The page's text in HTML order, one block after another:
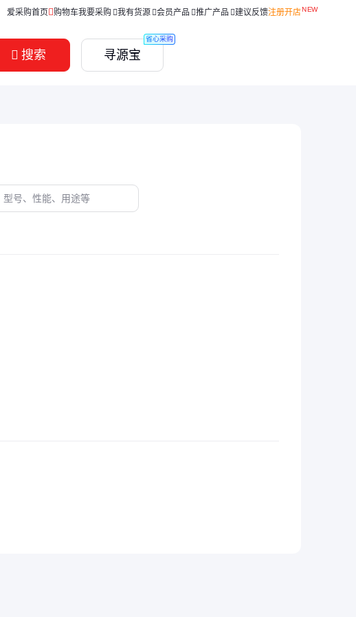
爱采购首页 购物车我要采购 我有货源 会员产品 推广产品 建议反馈注册开店
搜索 寻源宝
省心采购